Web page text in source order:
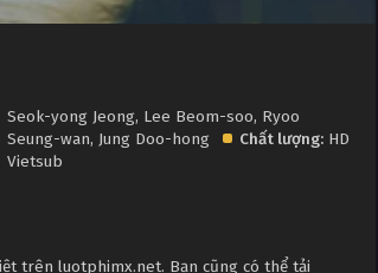
Seok-yong Jeong, Lee Beom-soo, Ryoo
Seung-wan, Jung Doo-hong Chất lượng:HD
Vietsub
trên luotphimx.net. Bạn cũng có thể tải